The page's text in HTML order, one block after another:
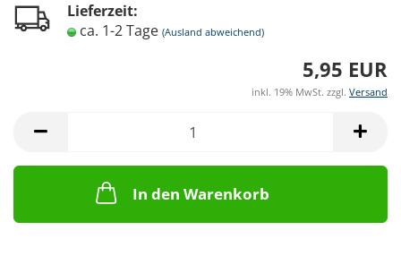
Lieferzeit:
ca. 1-2 Tage (Ausland abweichend)
5,95 EUR
inkl. 19% MwSt. zzgl. Versand
In den Warenkorb